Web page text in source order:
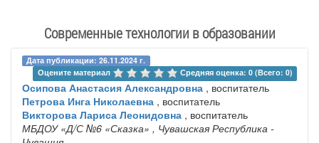
Современные технологии в образовании
Дата публикации: 26.11.2024 г.
Оцените материал
Средняя оценка: 0 (Всего: 0)
Осипова Анастасия Александровна , воспитатель
Петрова Инга Николаевна , воспитатель
Викторова Лариса Леонидовна , воспитатель
МБДОУ «Д/С №6 «Сказка» , Чувашская Республика -